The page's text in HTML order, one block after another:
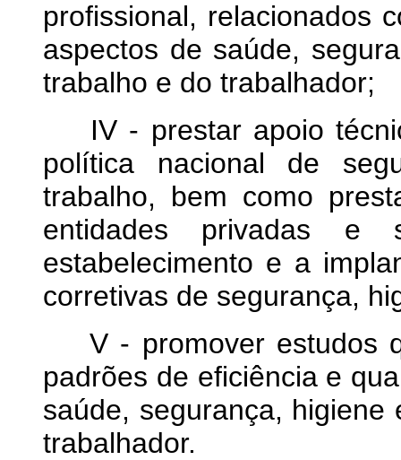
profissional, relacionados
aspectos de saúde,
trabalho e do trabalhador;
IV - prestar apoio
política nacional de
trabalho, bem como
entidades privadas
estabelecimento e a
corretivas de segurança,
V - promover estudos
padrões de eficiência e
saúde, segurança,
trabalhador.